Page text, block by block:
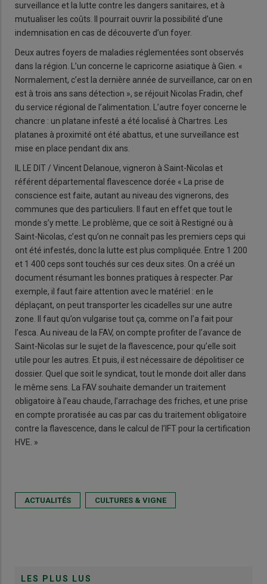
surveillance et la lutte contre les dangers sanitaires, et à
mutualiser les coûts. Il pourrait ouvrir la possibilité d’une
indemnisation en cas de découverte d’un foyer.
Deux autres foyers de maladies réglementées sont observés
dans la région. L’un concerne le capricorne asiatique à Gien. «
Normalement, c’est la dernière année de surveillance, car on en
est à trois ans sans détection », se réjouit Nicolas Fradin, chef
du service régional de l’alimentation. L’autre foyer concerne le
chancre : un platane infesté a été localisé à Chartres. Les
platanes à proximité ont été abattus, et une surveillance est
mise en place pendant dix ans.
IL LE DIT / Vincent Delanoue, vigneron à Saint-Nicolas et
référent départemental flavescence dorée « La prise de
conscience est faite, autant au niveau des vignerons, des
communes que des particuliers. Il faut en effet que tout le
monde s’y mette. Le problème, que ce soit à Restigné ou à
Saint-Nicolas, c’est qu’on ne connaît pas les premiers ceps qui
ont été infestés, donc la lutte est plus compliquée. Entre 1 200
et 1 400 ceps sont touchés sur ces deux sites. On a créé un
document résumant les bonnes pratiques à respecter. Par
exemple, il faut faire attention avec le matériel : en le
déplaçant, on peut transporter les cicadelles sur une autre
zone. Il faut qu’on vulgarise tout ça, comme on l’a fait pour
l’esca. Au niveau de la FAV, on compte profiter de l’avance de
Saint-Nicolas sur le sujet de la flavescence, pour qu’elle soit
utile pour les autres. Et puis, il est nécessaire de dépolitiser ce
dossier. Quel que soit le syndicat, tout le monde doit aller dans
le même sens. La FAV souhaite demander un traitement
obligatoire à l’eau chaude, l’arrachage des friches, et une prise
en compte proratisée au cas par cas du traitement obligatoire
contre la flavescence, dans le calcul de l’IFT pour la certification
HVE. »
ACTUALITÉS CULTURES & VIGNE
LES PLUS LUS